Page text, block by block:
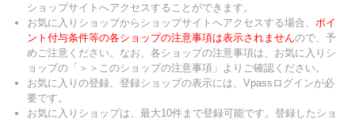
ショップサイトへアクセスすることができます。
お気に入りショップからショップサイトへアクセスする場合、 ポイ
ント付与条件等の各ショップの注意事項は表示されませんので、予
めご注意ください。なお、各ショップの注意事項は、お気に入りシ
ョップの「＞＞このショップの注意事項」よりご確認ください。
お気に入りの登録、登録ショップの表示には、Vpassログインが必
要です。
お気に入りショップは、最大10件まで登録可能です。登録したショ